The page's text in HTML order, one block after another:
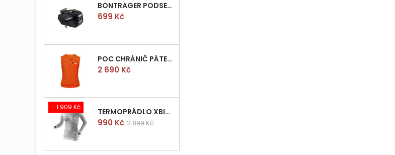
BONTRAGER PODSEDLOVÁ BRAŠNIČKA PRO QUICK S
Cena
699 Kč
POC CHRÁNIČ PÁTEŘE POCITO VPD AIR VEST VEL.M
Cena
2 690 Kč
- 1 909 Kč TERMOPRÁDLO XBIONIC RADIACTOR WOMAN SHIRT LONGS L/XL
Cena
990 Kč Běžná
2 899 Kč